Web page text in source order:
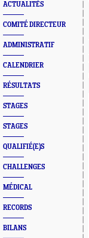
ACTUALITÉS
COMITÉ DIRECTEUR
ADMINISTRATIF
CALENDRIER
RÉSULTATS
STAGES
STAGES
QUALIFIÉ(E)S
CHALLENGES
MÉDICAL
RECORDS
BILANS